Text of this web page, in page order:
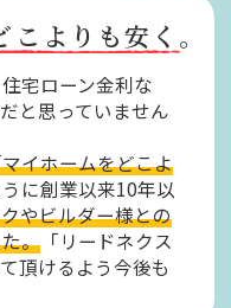
よりも安く。
宅ローン金利な
と思っていません
イホームをどこよ
に創業以来10年以
やビルダー様との
。 「リードネクス
頂けるよう今後も